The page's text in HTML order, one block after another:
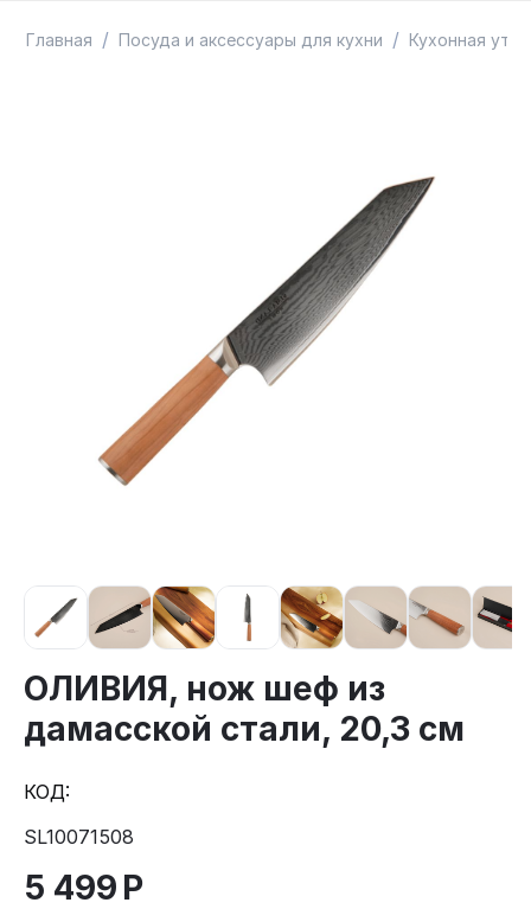
Главная / Посуда и аксессуары для кухни / Кухонная
ОЛИВИЯ, нож шеф из
дамасской стали, 20,3 см
КОД:
SL10071508
5 499 Р